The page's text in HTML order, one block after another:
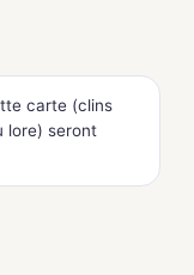
carte (clins
lore) seront